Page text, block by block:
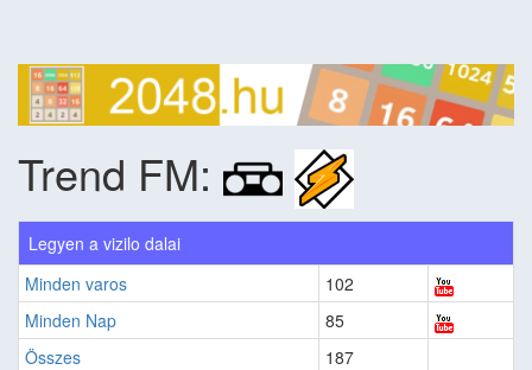
Trend FM:
Legyen a vizilo dalai
Minden varos
102
Minden Nap
85
Összes
187